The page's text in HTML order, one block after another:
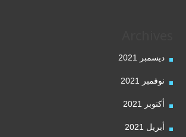
ديسمبر 2021
نوفمبر 2021
أكتوبر 2021
أبريل 2021